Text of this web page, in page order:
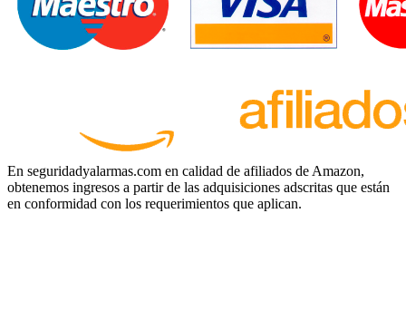
En seguridadyalarmas.com en calidad de afiliados de Amazon,
obtenemos ingresos a partir de las adquisiciones adscritas que están
en conformidad con los requerimientos que aplican.